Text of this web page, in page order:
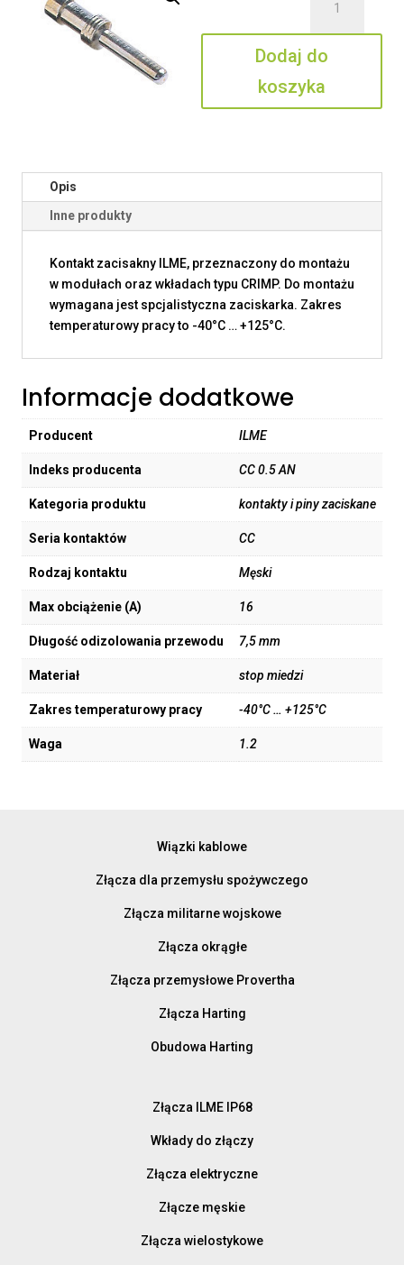
0.5
AN
Dodaj do
koszyka
Opis
Inne produkty
Kontakt zacisakny ILME, przeznaczony do montażu
w modułach oraz wkładach typu CRIMP. Do montażu
wymagana jest spcjalistyczna zaciskarka. Zakres
temperaturowy pracy to -40°C … +125°C.
Informacje dodatkowe
Producent ILME
Indeks producenta CC 0.5 AN
Kategoria produktu kontakty i piny zaciskane
Seria kontaktów CC
Rodzaj kontaktu Męski
Max obciążenie (A) 16
Długość odizolowania przewodu 7,5 mm
Materiał stop miedzi
Zakres temperaturowy pracy -40°C … +125°C
Waga 1.2
Wiązki kablowe
Złącza dla przemysłu spożywczego
Złącza militarne wojskowe
Złącza okrągłe
Złącza przemysłowe Provertha
Złącza Harting
Obudowa Harting
Złącza ILME IP68
Wkłady do złączy
Złącza elektryczne
Złącze męskie
Złącza wielostykowe